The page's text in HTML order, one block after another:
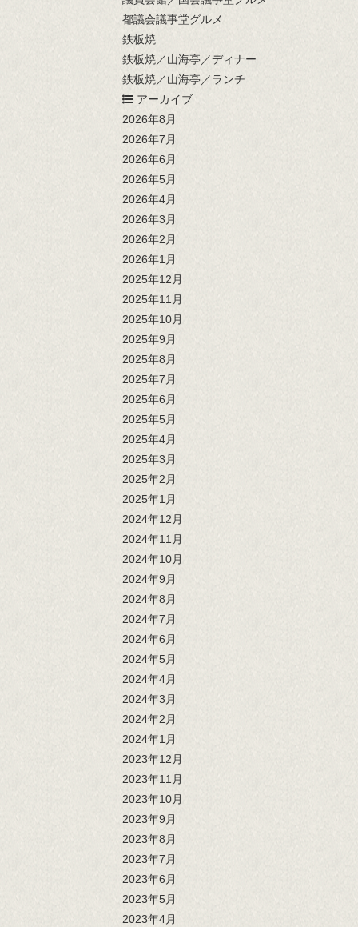
都議会議事堂グルメ
鉄板焼
鉄板焼／山海亭／ディナー
鉄板焼／山海亭／ランチ
アーカイブ
2026年8月
2026年7月
2026年6月
2026年5月
2026年4月
2026年3月
2026年2月
2026年1月
2025年12月
2025年11月
2025年10月
2025年9月
2025年8月
2025年7月
2025年6月
2025年5月
2025年4月
2025年3月
2025年2月
2025年1月
2024年12月
2024年11月
2024年10月
2024年9月
2024年8月
2024年7月
2024年6月
2024年5月
2024年4月
2024年3月
2024年2月
2024年1月
2023年12月
2023年11月
2023年10月
2023年9月
2023年8月
2023年7月
2023年6月
2023年5月
2023年4月